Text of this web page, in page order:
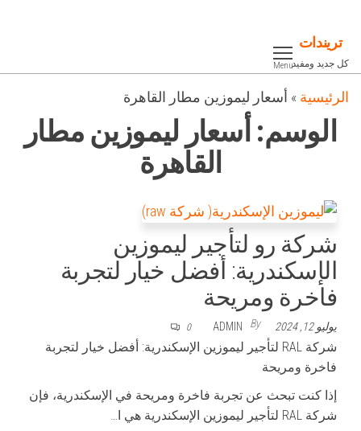
content
تريندات
كل جديد ومفيدMenu
الرئيسية » أسعار ليموزين مطار القاهرة
الوسم: أسعار ليموزين مطار
القاهرة
شركة رو لتأجير ليموزين
الإسكندرية: أفضل خيار لتجربة
فاخرة ومريحة
يوليو 12, 2024 By
ADMIN
0
شركة RAL لتأجير ليموزين الإسكندرية: أفضل خيار لتجربة
فاخرة ومريحة
إذا كنت تبحث عن تجربة فاخرة ومريحة في الإسكندرية، فإن
شركة RAL لتأجير ليموزين الإسكندرية هي ا…